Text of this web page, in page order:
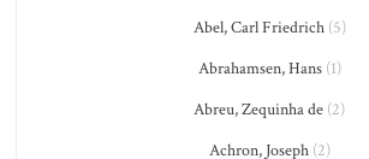
Abel, Carl Friedrich(5)
Abrahamsen, Hans(1)
Abreu, Zequinha de (2)
Achron, Joseph(2)